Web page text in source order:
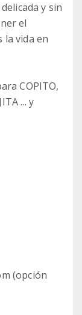
y sin
el
la vida en
COPITO,
... y
(opción